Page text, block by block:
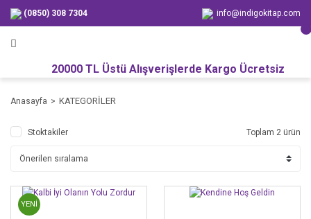
(0850) 308 7304 info@indigokitap.com
20000 TL Üstü Alışverişlerde Kargo Ücretsiz
Anasayfa KATEGORİLER
Stoktakiler Toplam 2 ürün
YENİ